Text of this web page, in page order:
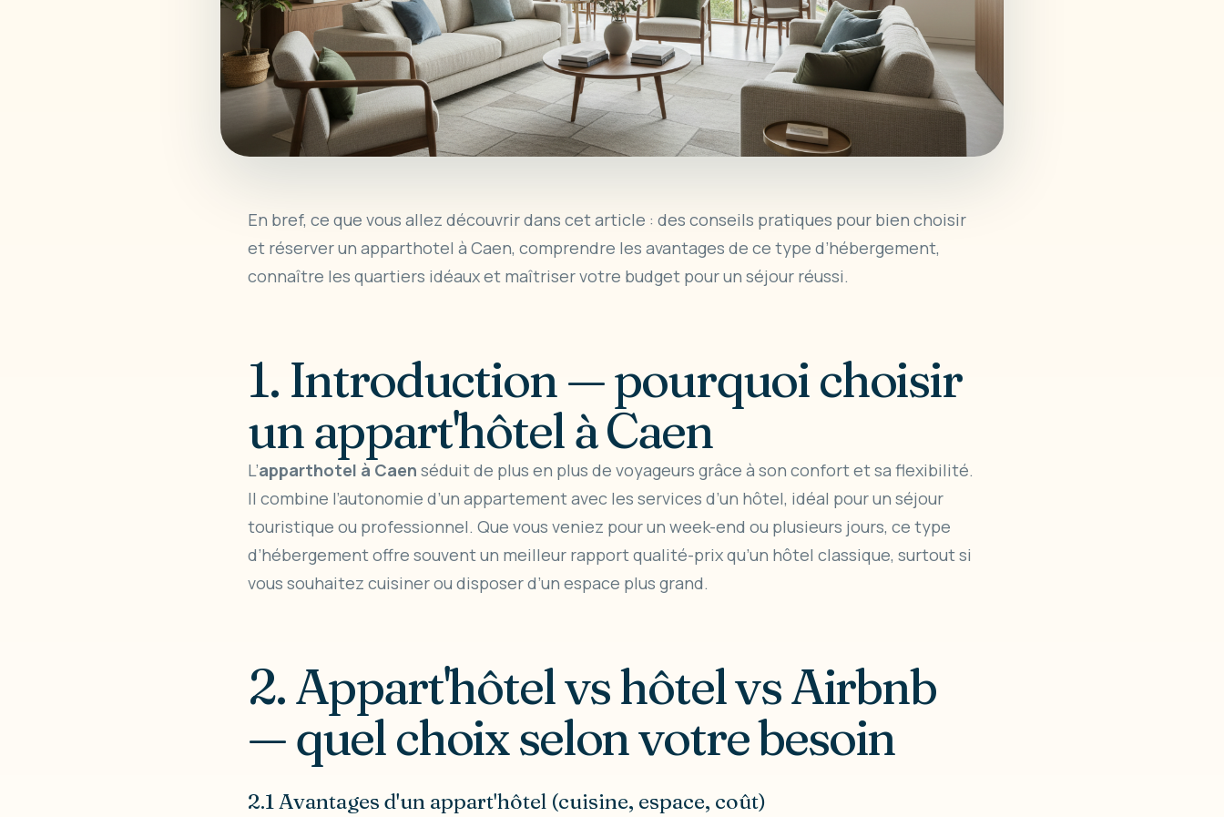
En bref, ce que vous allez découvrir dans cet article : des conseils pratiques pour bien choisir
et réserver un apparthotel à Caen, comprendre les avantages de ce type d’hébergement,
connaître les quartiers idéaux et maîtriser votre budget pour un séjour réussi.
1. Introduction — pourquoi choisir
un appart'hôtel à Caen
L’apparthotel à Caen séduit de plus en plus de voyageurs grâce à son confort et sa flexibilité.
Il combine l’autonomie d’un appartement avec les services d’un hôtel, idéal pour un séjour
touristique ou professionnel. Que vous veniez pour un week-end ou plusieurs jours, ce type
d’hébergement offre souvent un meilleur rapport qualité-prix qu’un hôtel classique, surtout si
vous souhaitez cuisiner ou disposer d’un espace plus grand.
2. Appart'hôtel vs hôtel vs Airbnb
— quel choix selon votre besoin
2.1 Avantages d'un appart'hôtel (cuisine, espace, coût)